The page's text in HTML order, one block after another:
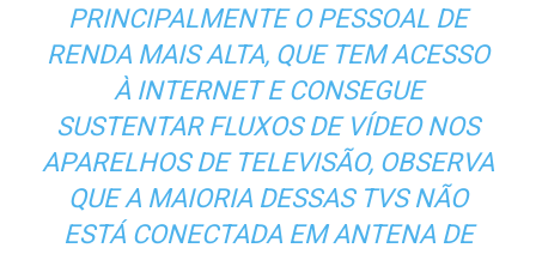
PRINCIPALMENTE O PESSOAL DE
RENDA MAIS ALTA, QUE TEM ACESSO
À INTERNET E CONSEGUE
SUSTENTAR FLUXOS DE VÍDEO NOS
APARELHOS DE TELEVISÃO, OBSERVA
QUE A MAIORIA DESSAS TVS NÃO
ESTÁ CONECTADA EM ANTENA DE